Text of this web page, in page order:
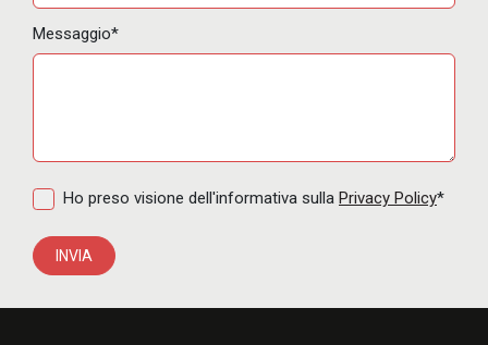
Messaggio*
Ho preso visione dell'informativa sulla Privacy Policy*
INVIA